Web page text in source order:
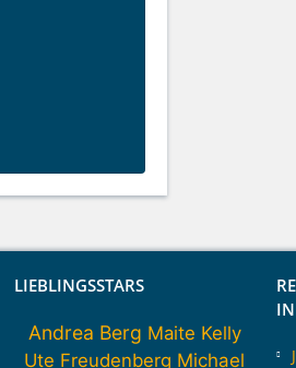
LIEBLINGSSTARS
Andrea Berg Maite Kelly
Ute Freudenberg Michael